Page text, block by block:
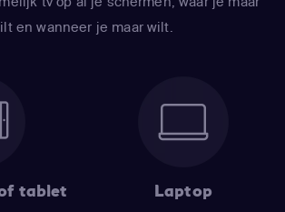
en wanneer je maar wilt.
tablet Laptop